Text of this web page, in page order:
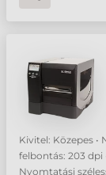
Kivitel: Közepes
felbontás: 203 dpi
Nyomtatási